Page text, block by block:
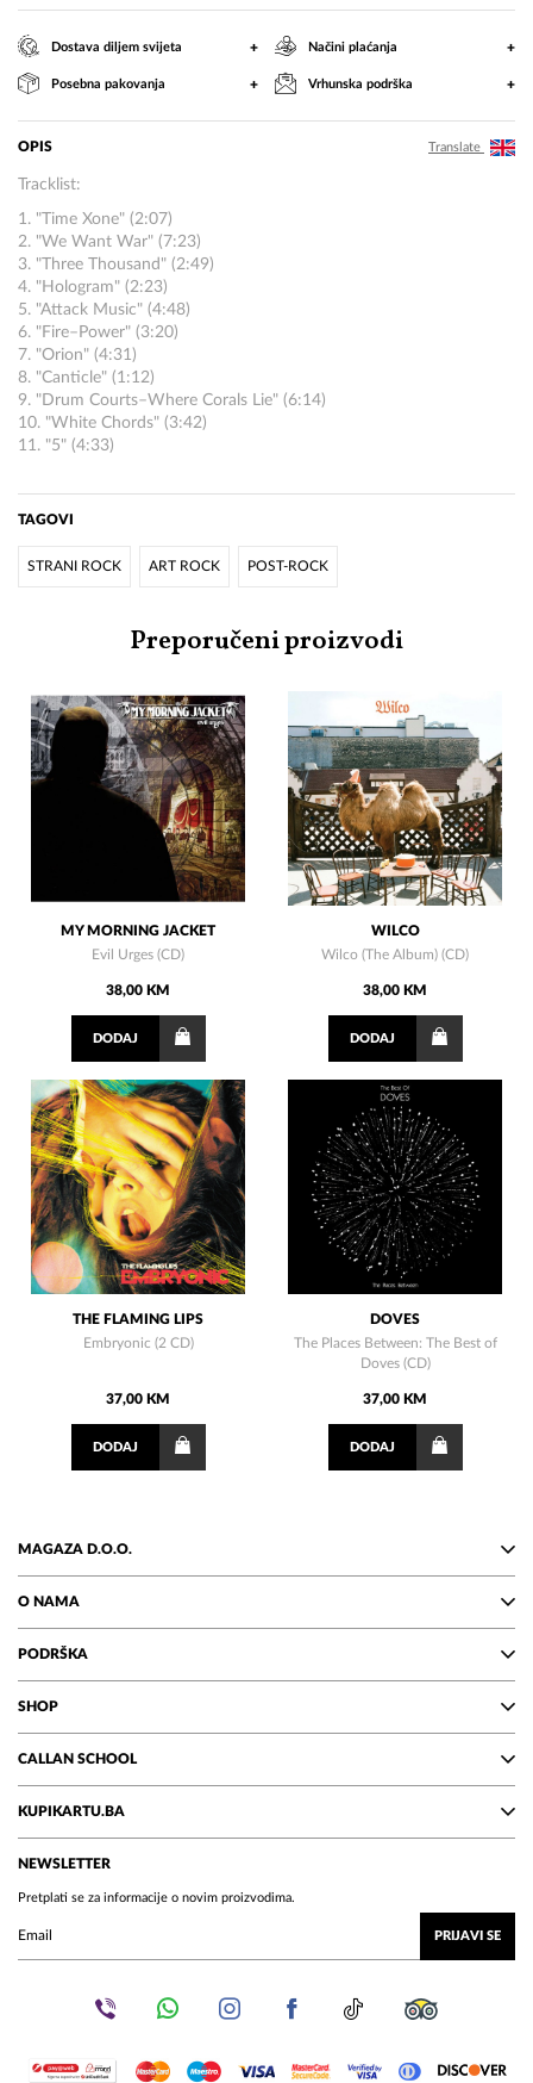
Dostava diljem svijeta + Načini plaćanja +
Posebna pakovanja + Vrhunska podrška +
OPIS Translate
Tracklist:
1. "Time Xone" (2:07)
2. "We Want War" (7:23)
3. "Three Thousand" (2:49)
4. "Hologram" (2:23)
5. "Attack Music" (4:48)
6. "Fire–Power" (3:20)
7. "Orion" (4:31)
8. "Canticle" (1:12)
9. "Drum Courts–Where Corals Lie" (6:14)
10. "White Chords" (3:42)
11. "5" (4:33)
TAGOVI
STRANI ROCK ART ROCK POST-ROCK
Preporučeni proizvodi
MY MORNING JACKET
Evil Urges (CD)
38,00 KM
DODAJ
WILCO
Wilco (The Album) (CD)
38,00 KM
DODAJ
THE FLAMING LIPS
Embryonic (2 CD)
37,00 KM
DODAJ
DOVES
The Places Between: The Best of
Doves (CD)
37,00 KM
DODAJ
MAGAZA D.O.O.
O NAMA
PODRŠKA
SHOP
CALLAN SCHOOL
KUPIKARTU.BA
NEWSLETTER
Pretplati se za informacije o novim proizvodima.
PRIJAVI SE